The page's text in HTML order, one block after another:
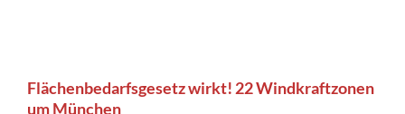
Flächenbedarfsgesetz wirkt! 22 Windkraftzonen
um München